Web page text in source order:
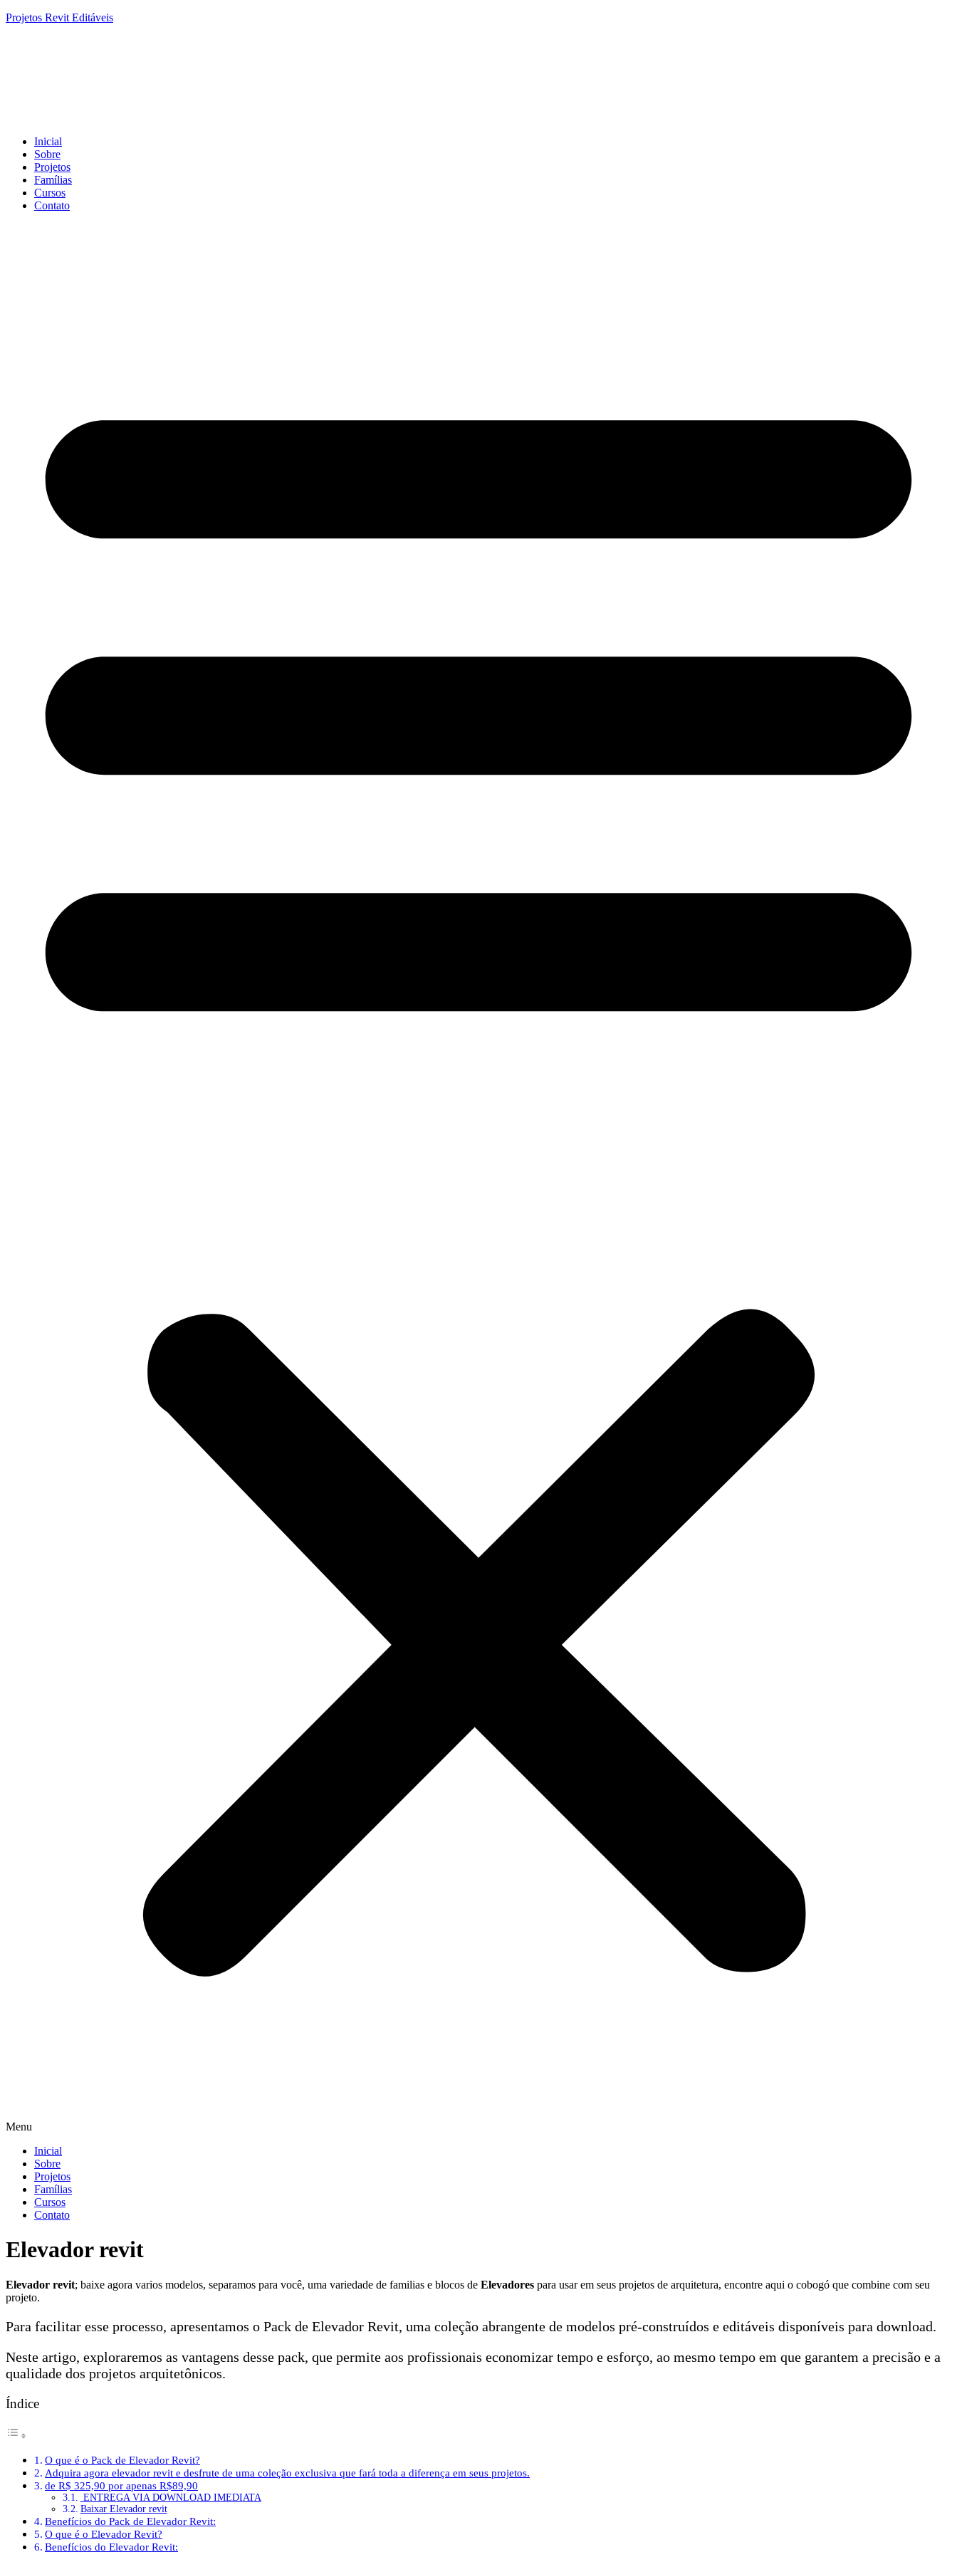
Projetos Revit Editáveis
Inicial
Sobre
Projetos
Famílias
Cursos
Contato
Menu
Inicial
Sobre
Projetos
Famílias
Cursos
Contato
Elevador revit
Elevador revit; baixe agora varios modelos, separamos para você, uma variedade de familias e blocos de Elevadores para usar em seus projetos de arquitetura, encontre aqui o cobogó que combine com seu
projeto.
Para facilitar esse processo, apresentamos o Pack de Elevador Revit, uma coleção abrangente de modelos pré-construídos e editáveis disponíveis para download.
Neste artigo, exploraremos as vantagens desse pack, que permite aos profissionais economizar tempo e esforço, ao mesmo tempo em que garantem a precisão e a
qualidade dos projetos arquitetônicos.
Índice
O que é o Pack de Elevador Revit?
Adquira agora elevador revit e desfrute de uma coleção exclusiva que fará toda a diferença em seus projetos.
de R$ 325,90 por apenas R$89,90
ENTREGA VIA DOWNLOAD IMEDIATA
Baixar Elevador revit
Benefícios do Pack de Elevador Revit:
O que é o Elevador Revit?
Benefícios do Elevador Revit: